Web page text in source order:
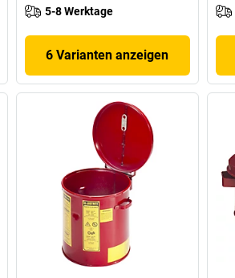
5-8 Werktage
6 Varianten anzeigen